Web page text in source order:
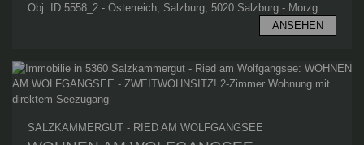
Obj. ID 5558_2 - Österreich, Salzburg, 5020 Salzburg - Morzg
ANSEHEN
SALZKAMMERGUT - RIED AM WOLFGANGSEE